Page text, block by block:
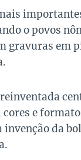
o povos
gravuras em
e
da